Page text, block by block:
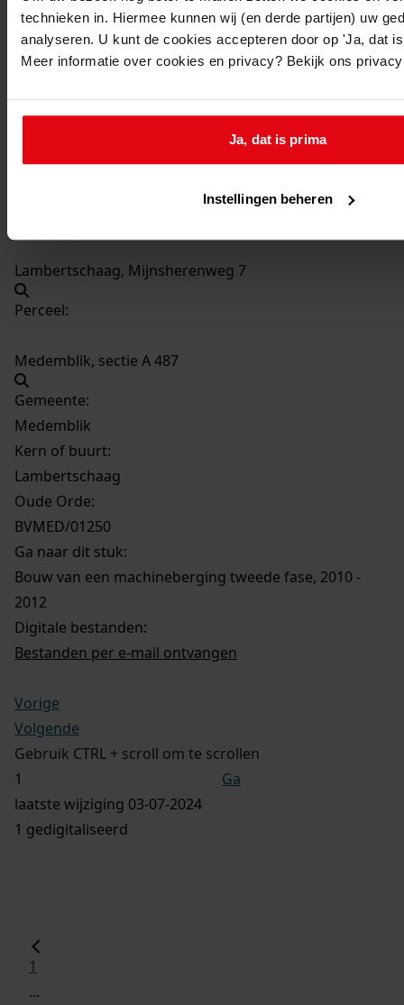
technieken in. Hiermee kunnen wij (en derde partijen) uw
analyseren. U kunt de cookies accepteren door op 'Ja, dat
Meer informatie over cookies en privacy? Bekijk ons
Ja, dat is prima
Instellingen beheren
1250Bouw van een machineberging tweede fase, 2010
- 2012
Datering:
Beschrijving:
Bouw van een machineberging tweede fase
Datum vergunning:
Lambertschaag, Mijnsherenweg 7
Perceel:
Medemblik, sectie A 487
Gemeente:
Medemblik
Kern of buurt:
Lambertschaag
Oude Orde:
BVMED/01250
Ga naar dit stuk:
Bouw van een machineberging tweede fase, 2010 -
2012
Digitale bestanden:
Bestanden per e-mail ontvangen
Vorige
Volgende
Gebruik CTRL + scroll om te scrollen
Ga
laatste wijziging 03-07-2024
1 gedigitaliseerd
1
...